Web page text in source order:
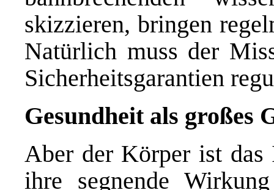
skizzieren, bringen
Natürlich muss der
Sicherheitsgarantien
Gesundheit als großes
Aber der Körper ist das
ihre segnende